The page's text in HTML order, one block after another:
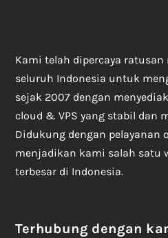
Kami telah dipercaya ratusan
seluruh Indonesia untuk
sejak 2007 dengan
cloud & VPS yang stabil dan
Didukung dengan pelayanan
menjadikan kami salah satu
terbesar di Indonesia.
Terhubung dengan